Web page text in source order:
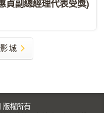
貞副總經理代表受獎)
城
版權所有